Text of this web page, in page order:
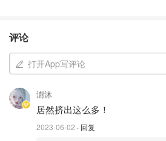
评论
打开App写评论
澍沐
居然挤出这么多！
2023-06-02 · 回复